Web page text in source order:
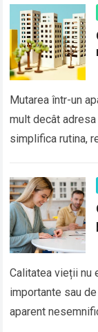
Mutarea într-un
mult decât
simplifica rutina,
Calitatea vieții nu
importante sau
aparent